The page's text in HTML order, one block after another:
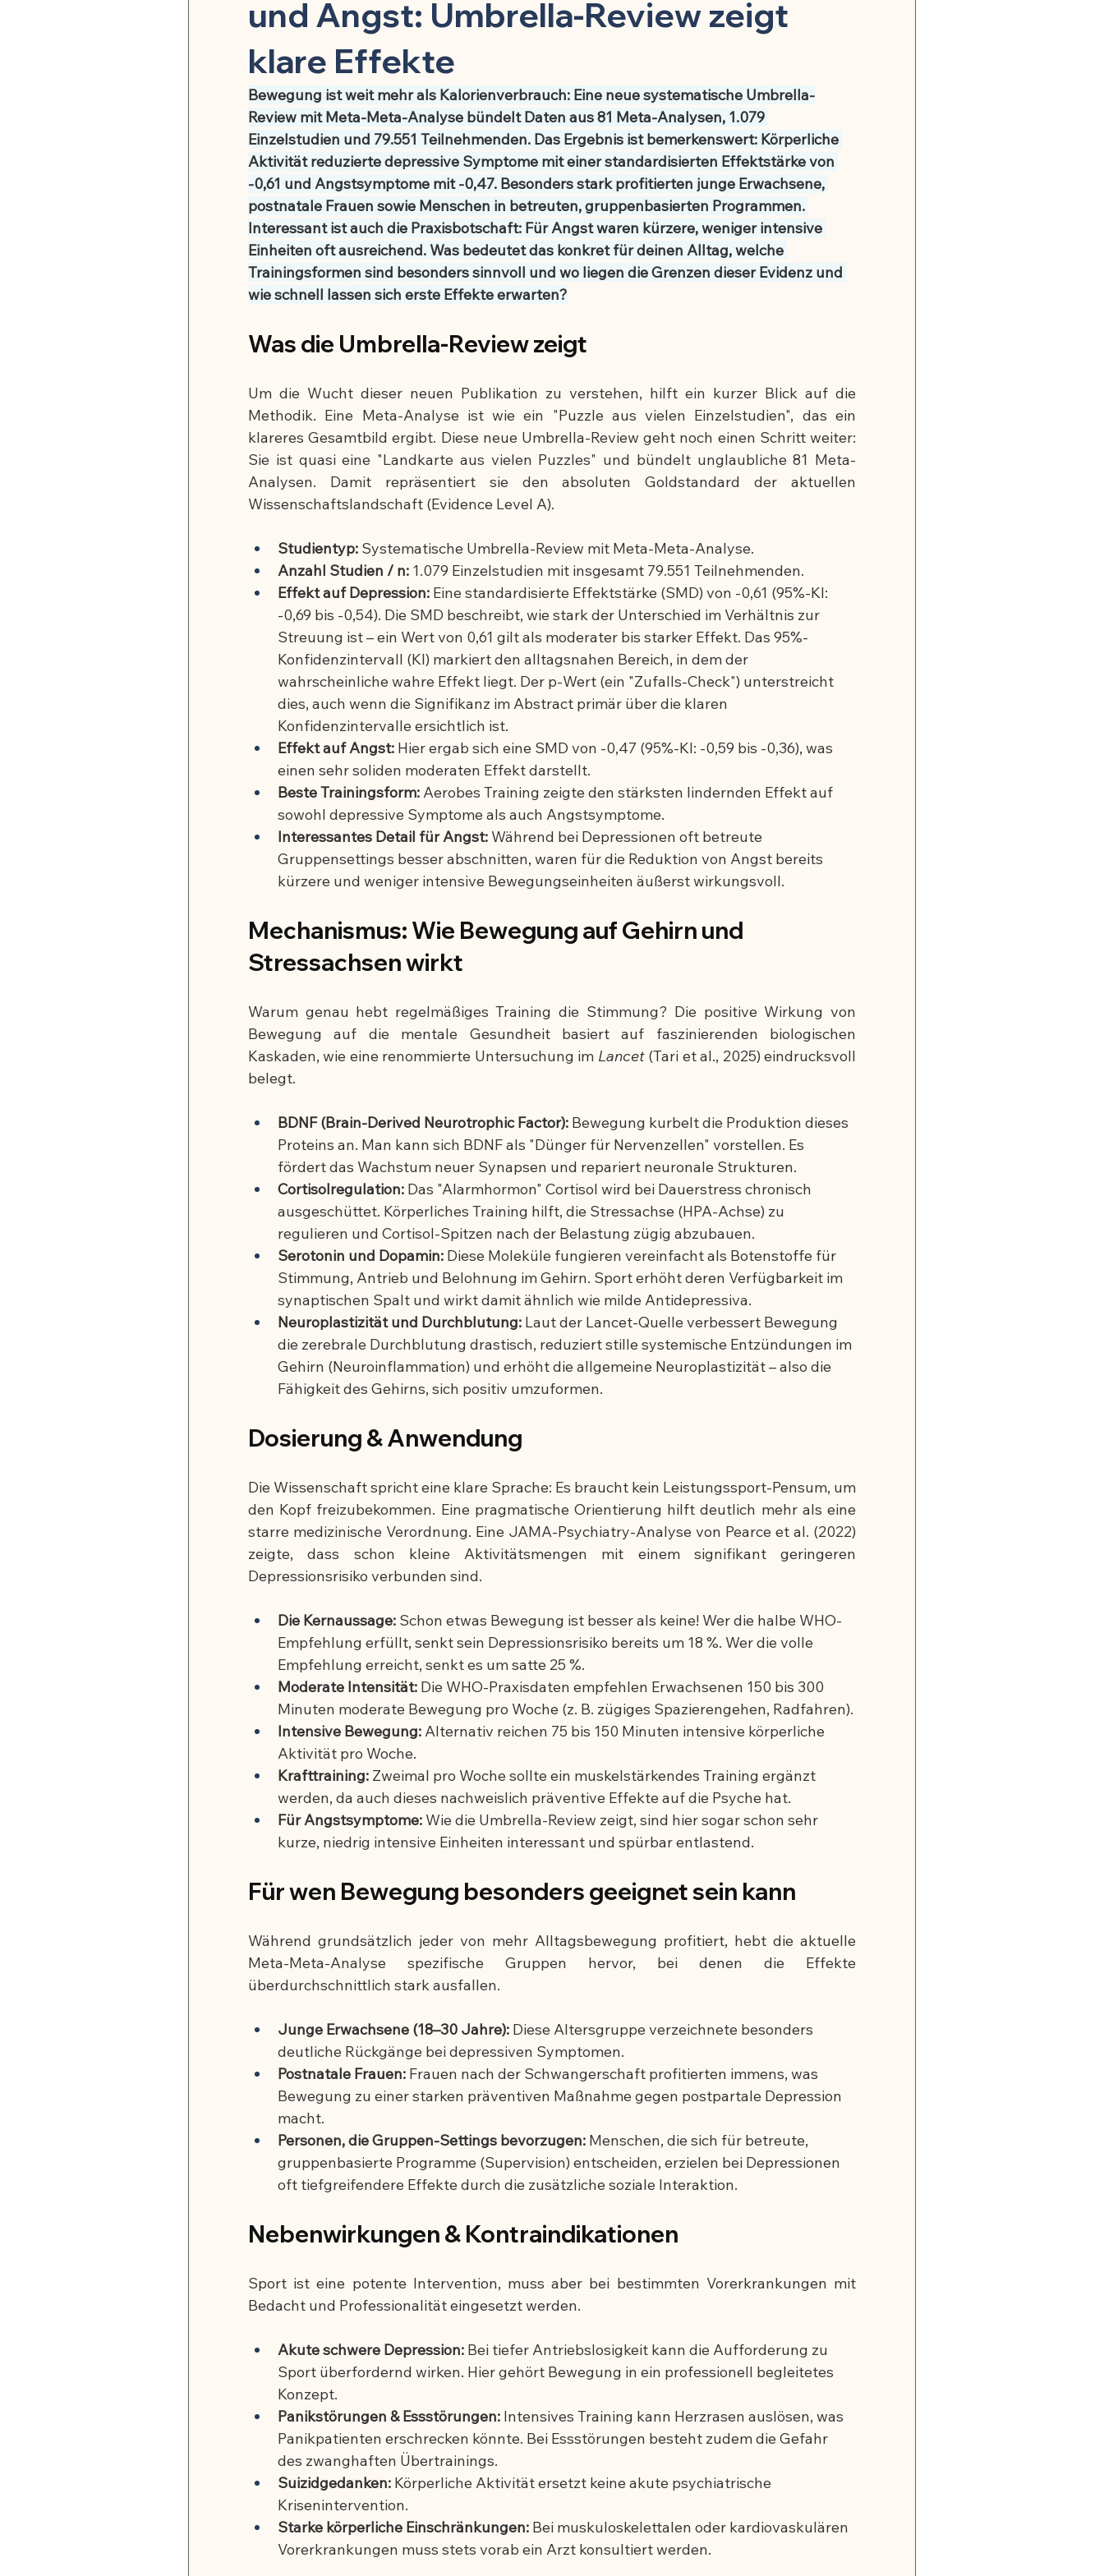
Mikrobiom & Parasiten Chronisch-entzündliche Erkrankungen
Neurobiologie & mentale Gesundheit Schmerzmittel & Entzündungshemmung Gehirn, Nerven & mentale Gesundheit
Stoffwechsel & Energie Krafttraining & Muskelaufbau Ernährung & Zellgesundheit
🍽️ Rezepte für Entzündungshemmung 🍽️ Rezepte für Muskelaufbau 🍽️ Rezepte für Hormonbalance
🍽️ Rezepte für Zellverjüngung
und Angst: Umbrella-Review zeigt
klare Effekte
Bewegung ist weit mehr als Kalorienverbrauch: Eine neue systematische Umbrella-
Review mit Meta-Meta-Analyse bündelt Daten aus 81 Meta-Analysen, 1.079
Einzelstudien und 79.551 Teilnehmenden. Das Ergebnis ist bemerkenswert: Körperliche
Aktivität reduzierte depressive Symptome mit einer standardisierten Effektstärke von
-0,61 und Angstsymptome mit -0,47. Besonders stark profitierten junge Erwachsene,
postnatale Frauen sowie Menschen in betreuten, gruppenbasierten Programmen.
Interessant ist auch die Praxisbotschaft: Für Angst waren kürzere, weniger intensive
Einheiten oft ausreichend. Was bedeutet das konkret für deinen Alltag, welche
Trainingsformen sind besonders sinnvoll und wo liegen die Grenzen dieser Evidenz und
wie schnell lassen sich erste Effekte erwarten?
Was die Umbrella-Review zeigt
Um die Wucht dieser neuen Publikation zu verstehen, hilft ein kurzer Blick auf die
Methodik. Eine Meta-Analyse ist wie ein "Puzzle aus vielen Einzelstudien", das ein
klareres Gesamtbild ergibt. Diese neue Umbrella-Review geht noch einen Schritt weiter:
Sie ist quasi eine "Landkarte aus vielen Puzzles" und bündelt unglaubliche 81 Meta-
Analysen. Damit repräsentiert sie den absoluten Goldstandard der aktuellen
Wissenschaftslandschaft (Evidence Level A).
Studientyp: Systematische Umbrella-Review mit Meta-Meta-Analyse.
Anzahl Studien / n: 1.079 Einzelstudien mit insgesamt 79.551 Teilnehmenden.
Effekt auf Depression: Eine standardisierte Effektstärke (SMD) von -0,61 (95%-KI:
-0,69 bis -0,54). Die SMD beschreibt, wie stark der Unterschied im Verhältnis zur
Streuung ist – ein Wert von 0,61 gilt als moderater bis starker Effekt. Das 95%-
Konfidenzintervall (KI) markiert den alltagsnahen Bereich, in dem der
wahrscheinliche wahre Effekt liegt. Der p-Wert (ein "Zufalls-Check") unterstreicht
dies, auch wenn die Signifikanz im Abstract primär über die klaren
Konfidenzintervalle ersichtlich ist.
Effekt auf Angst: Hier ergab sich eine SMD von -0,47 (95%-KI: -0,59 bis -0,36), was
einen sehr soliden moderaten Effekt darstellt.
Beste Trainingsform: Aerobes Training zeigte den stärksten lindernden Effekt auf
sowohl depressive Symptome als auch Angstsymptome.
Interessantes Detail für Angst: Während bei Depressionen oft betreute
Gruppensettings besser abschnitten, waren für die Reduktion von Angst bereits
kürzere und weniger intensive Bewegungseinheiten äußerst wirkungsvoll.
Mechanismus: Wie Bewegung auf Gehirn und
Stressachsen wirkt
Warum genau hebt regelmäßiges Training die Stimmung? Die positive Wirkung von
Bewegung auf die mentale Gesundheit basiert auf faszinierenden biologischen
Kaskaden, wie eine renommierte Untersuchung im Lancet (Tari et al., 2025) eindrucksvoll
belegt.
BDNF (Brain-Derived Neurotrophic Factor): Bewegung kurbelt die Produktion dieses
Proteins an. Man kann sich BDNF als "Dünger für Nervenzellen" vorstellen. Es
fördert das Wachstum neuer Synapsen und repariert neuronale Strukturen.
Cortisolregulation: Das "Alarmhormon" Cortisol wird bei Dauerstress chronisch
ausgeschüttet. Körperliches Training hilft, die Stressachse (HPA-Achse) zu
regulieren und Cortisol-Spitzen nach der Belastung zügig abzubauen.
Serotonin und Dopamin: Diese Moleküle fungieren vereinfacht als Botenstoffe für
Stimmung, Antrieb und Belohnung im Gehirn. Sport erhöht deren Verfügbarkeit im
synaptischen Spalt und wirkt damit ähnlich wie milde Antidepressiva.
Neuroplastizität und Durchblutung: Laut der Lancet-Quelle verbessert Bewegung
die zerebrale Durchblutung drastisch, reduziert stille systemische Entzündungen im
Gehirn (Neuroinflammation) und erhöht die allgemeine Neuroplastizität – also die
Fähigkeit des Gehirns, sich positiv umzuformen.
Dosierung & Anwendung
Die Wissenschaft spricht eine klare Sprache: Es braucht kein Leistungssport-Pensum, um
den Kopf freizubekommen. Eine pragmatische Orientierung hilft deutlich mehr als eine
starre medizinische Verordnung. Eine JAMA-Psychiatry-Analyse von Pearce et al. (2022)
zeigte, dass schon kleine Aktivitätsmengen mit einem signifikant geringeren
Depressionsrisiko verbunden sind.
Die Kernaussage: Schon etwas Bewegung ist besser als keine! Wer die halbe WHO-
Empfehlung erfüllt, senkt sein Depressionsrisiko bereits um 18 %. Wer die volle
Empfehlung erreicht, senkt es um satte 25 %.
Moderate Intensität: Die WHO-Praxisdaten empfehlen Erwachsenen 150 bis 300
Minuten moderate Bewegung pro Woche (z. B. zügiges Spazierengehen, Radfahren).
Intensive Bewegung: Alternativ reichen 75 bis 150 Minuten intensive körperliche
Aktivität pro Woche.
Krafttraining: Zweimal pro Woche sollte ein muskelstärkendes Training ergänzt
werden, da auch dieses nachweislich präventive Effekte auf die Psyche hat.
Für Angstsymptome: Wie die Umbrella-Review zeigt, sind hier sogar schon sehr
kurze, niedrig intensive Einheiten interessant und spürbar entlastend.
Für wen Bewegung besonders geeignet sein kann
Während grundsätzlich jeder von mehr Alltagsbewegung profitiert, hebt die aktuelle
Meta-Meta-Analyse spezifische Gruppen hervor, bei denen die Effekte
überdurchschnittlich stark ausfallen.
Junge Erwachsene (18–30 Jahre): Diese Altersgruppe verzeichnete besonders
deutliche Rückgänge bei depressiven Symptomen.
Postnatale Frauen: Frauen nach der Schwangerschaft profitierten immens, was
Bewegung zu einer starken präventiven Maßnahme gegen postpartale Depression
macht.
Personen, die Gruppen-Settings bevorzugen: Menschen, die sich für betreute,
gruppenbasierte Programme (Supervision) entscheiden, erzielen bei Depressionen
oft tiefgreifendere Effekte durch die zusätzliche soziale Interaktion.
Nebenwirkungen & Kontraindikationen
Sport ist eine potente Intervention, muss aber bei bestimmten Vorerkrankungen mit
Bedacht und Professionalität eingesetzt werden.
Akute schwere Depression: Bei tiefer Antriebslosigkeit kann die Aufforderung zu
Sport überfordernd wirken. Hier gehört Bewegung in ein professionell begleitetes
Konzept.
Panikstörungen & Essstörungen: Intensives Training kann Herzrasen auslösen, was
Panikpatienten erschrecken könnte. Bei Essstörungen besteht zudem die Gefahr
des zwanghaften Übertrainings.
Suizidgedanken: Körperliche Aktivität ersetzt keine akute psychiatrische
Krisenintervention.
Starke körperliche Einschränkungen: Bei muskuloskelettalen oder kardiovaskulären
Vorerkrankungen muss stets vorab ein Arzt konsultiert werden.